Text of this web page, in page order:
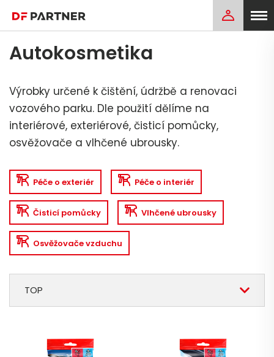
Autokosmetika
TOP
Výrobky určené k čištění, údržbě a renovaci
vozového parku. Dle použití dělíme na
interiérové, exteriérové, čisticí pomůcky,
osvěžovače a vlhčené ubrousky.
Péče o exteriér Péče o interiér
Čisticí pomůcky Vlhčené ubrousky
Osvěžovače vzduchu